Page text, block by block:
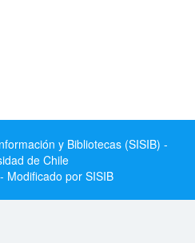
y Bibliotecas (SISIB) -
de Chile
Modificado por SISIB